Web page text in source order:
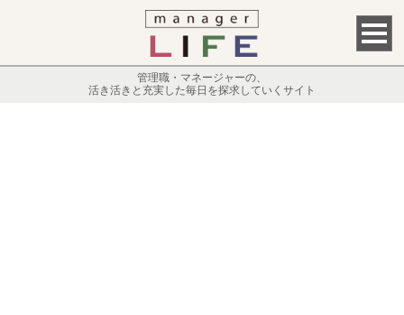
管理職・マネージャーの、
活き活きと充実した毎日を探求していくサイト